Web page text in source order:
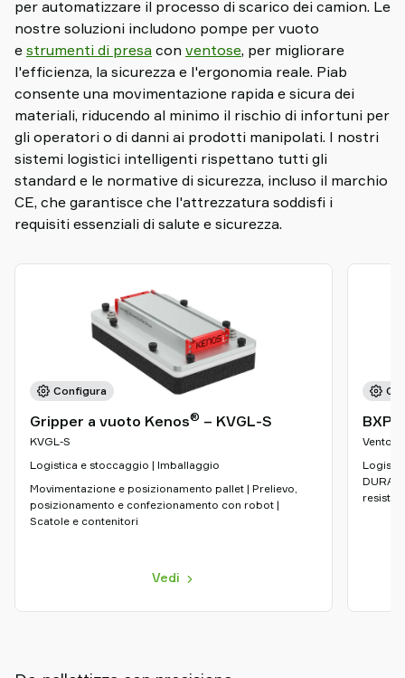
per automatizzare il processo di scarico dei camion. Le
nostre soluzioni includono pompe per vuoto
e strumenti di presa con ventose, per migliorare
l'efficienza, la sicurezza e l'ergonomia reale. Piab
consente una movimentazione rapida e sicura dei
materiali, riducendo al minimo il rischio di infortuni per
gli operatori o di danni ai prodotti manipolati. I nostri
sistemi logistici intelligenti rispettano tutti gli
standard e le normative di sicurezza, incluso il marchio
CE, che garantisce che l'attrezzatura soddisfi i
requisiti essenziali di salute e sicurezza.
Configura
Gripper a vuoto Kenos® – KVGL-S
KVGL-S
Logistica e stoccaggio | Imballaggio
Movimentazione e posizionamento pallet | Prelievo,
posizionamento e confezionamento con robot |
Scatole e contenitori
Vedi
BXP